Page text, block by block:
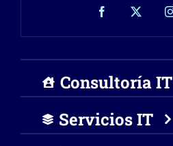
Consultoría IT
Servicios IT